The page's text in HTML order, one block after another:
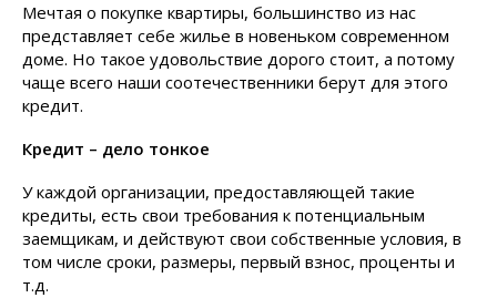
Мечтая о покупке квартиры, большинство из нас
представляет себе жилье в новеньком современном
доме. Но такое удовольствие дорого стоит, а потому
чаще всего наши соотечественники берут для этого
кредит.
Кредит – дело тонкое
У каждой организации, предоставляющей такие
кредиты, есть свои требования к потенциальным
заемщикам, и действуют свои собственные условия, в
том числе сроки, размеры, первый взнос, проценты и
т.д.